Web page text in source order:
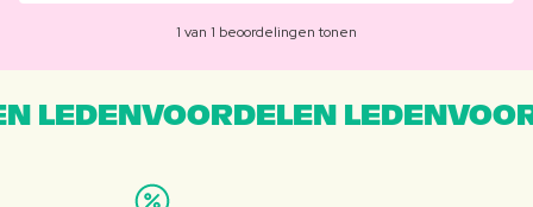
1 van 1 beoordelingen tonen
LEDENVOORDELEN